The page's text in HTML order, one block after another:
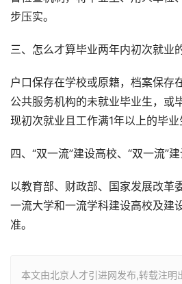
步压实。
三、怎么才算毕业两年内初次就业
户口保存在学校或原籍，档案保存
公共服务机构的未就业毕业生，或
现初次就业且工作满1年以上的毕业
四、“双一流”建设高校、“双一流”
以教育部、财政部、国家发展改革
一流大学和一流学科建设高校及建
准。
本文由北京人才引进网发布,转载注明